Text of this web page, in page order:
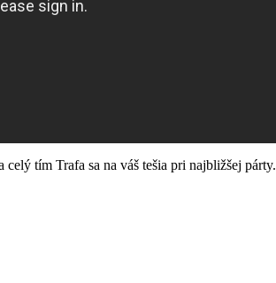
tím Trafa sa na váš tešia pri najbližšej párty.